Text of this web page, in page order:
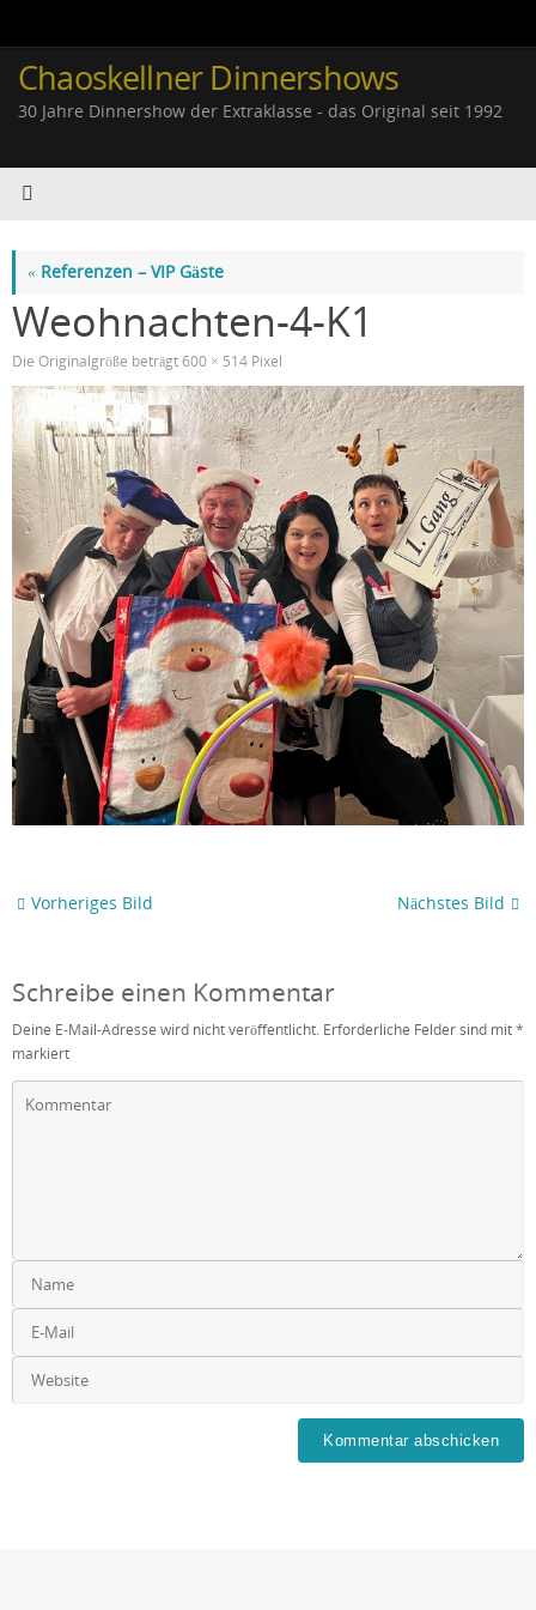
springen
Chaoskellner Dinnershows
30 Jahre Dinnershow der Extraklasse - das Original seit 1992
« Referenzen – VIP Gäste
Weohnachten-4-K1
Die Originalgröße beträgt600 × 514 Pixel
Vorheriges Bild Nächstes Bild
Schreibe einen Kommentar
Deine E-Mail-Adresse wird nicht veröffentlicht. Erforderliche Felder sind mit*
markiert